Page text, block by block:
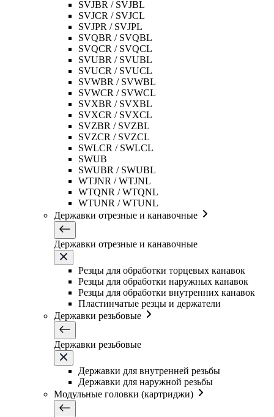
SVJBR / SVJBL
SVJCR / SVJCL
SVJPR / SVJPL
SVQBR / SVQBL
SVQCR / SVQCL
SVUBR / SVUBL
SVUCR / SVUCL
SVWBR / SVWBL
SVWCR / SVWCL
SVXBR / SVXBL
SVXCR / SVXCL
SVZBR / SVZBL
SVZCR / SVZCL
SWLCR / SWLCL
SWUB
SWUBR / SWUBL
WTJNR / WTJNL
WTQNR / WTQNL
WTUNR / WTUNL
Державки отрезные и канавочные
Державки отрезные и канавочные
Резцы для обработки торцевых канавок
Резцы для обработки наружных канавок
Резцы для обработки внутренних канавок
Пластинчатые резцы и держатели
Державки резьбовые
Державки резьбовые
Державки для внутренней резьбы
Державки для наружной резьбы
Модульные головки (картриджи)